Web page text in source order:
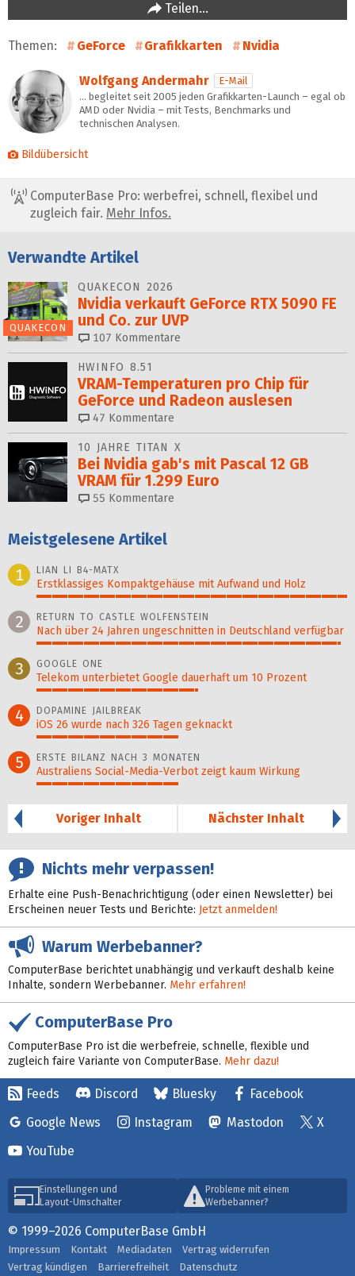
Teilen…
Themen: GeForce Grafikkarten Nvidia
Wolfgang Andermahr
E-Mail
… begleitet seit 2005 jeden Grafikkarten-Launch – egal ob
AMD oder Nvidia – mit Tests, Benchmarks und
technischen Analysen.
Bildübersicht
ComputerBase Pro: werbefrei, schnell, flexibel und
zugleich fair. Mehr Infos.
Verwandte Artikel
QUAKECON
QUAKECON 2026
Nvidia verkauft GeForce RTX 5090 FE
und Co. zur UVP
107 Kommentare
HWINFO 8.51
VRAM-Temperaturen pro Chip für
GeForce und Radeon auslesen
47 Kommentare
10 JAHRE TITAN X
Bei Nvidia gab's mit Pascal 12 GB
VRAM für 1.299 Euro
55 Kommentare
Meistgelesene Artikel
1
LIAN LI B4-MATX
Erstklassiges Kompaktgehäuse mit Aufwand und Holz
100%
2 RETURN TO CASTLE WOLFENSTEIN
Nach über 24 Jahren ungeschnitten in Deutschland verfügbar
98%
3 GOOGLE ONE
Telekom unterbietet Google dauerhaft um 10 Prozent
52%
4 DOPAMINE JAILBREAK
iOS 26 wurde nach 326 Tagen geknackt
46%
5 ERSTE BILANZ NACH 3 MONATEN
Australiens Social-Media-Verbot zeigt kaum Wirkung
46%
Voriger Inhalt
Nächster Inhalt
Nichts mehr verpassen!
Erhalte eine Push-Benachrichtigung (oder einen Newsletter) bei
Erscheinen neuer Tests und Berichte: Jetzt anmelden!
Warum Werbebanner?
ComputerBase berichtet unabhängig und verkauft deshalb keine
Inhalte, sondern Werbebanner. Mehr erfahren!
ComputerBase Pro
ComputerBase Pro ist die werbefreie, schnelle, flexible und
zugleich faire Variante von ComputerBase. Mehr dazu!
Feeds Discord Bluesky
Facebook
Google News
Instagram Mastodon
X
YouTube
Einstellungen und
Layout-Umschalter
Probleme mit einem
Werbebanner?
© 1999–2026 ComputerBase GmbH
Impressum Kontakt Mediadaten
Vertrag widerrufen
Vertrag kündigen
Barrierefreiheit Datenschutz